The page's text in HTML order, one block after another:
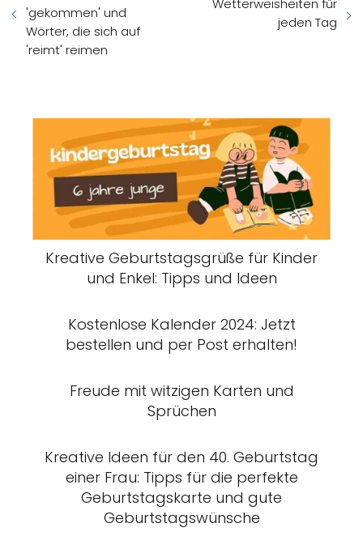
'gekommen' und
Wörter, die sich auf
'reimt' reimen
jeden Tag
Kreative Geburtstagsgrüße für Kinder
und Enkel: Tipps und Ideen
Kostenlose Kalender 2024: Jetzt
bestellen und per Post erhalten!
Freude mit witzigen Karten und
Sprüchen
Kreative Ideen für den 40. Geburtstag
einer Frau: Tipps für die perfekte
Geburtstagskarte und gute
Geburtstagswünsche